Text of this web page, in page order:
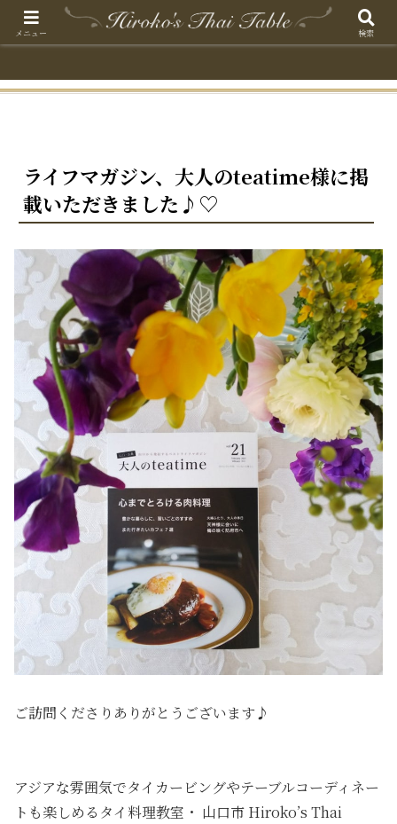
ライフマガジン、大人のteatime様に掲
載いただきました♪♡
ご訪問くださりありがとうございます♪
アジアな雰囲気でタイカービングやテーブルコーディネー
トも楽しめるタイ料理教室・ 山口市 Hiroko’s Thai
メニュー 検索